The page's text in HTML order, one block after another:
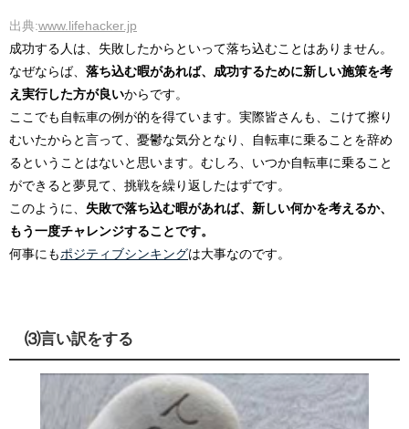
出典:www.lifehacker.jp
成功する人は、失敗したからといって落ち込むことはありません。
なぜならば、 落ち込む暇があれば、成功するために新しい施策を考
え実行した方が良いからです。
ここでも自転車の例が的を得ています。実際皆さんも、こけて擦り
むいたからと言って、憂鬱な気分となり、自転車に乗ることを辞め
るということはないと思います。むしろ、いつか自転車に乗ること
ができると夢見て、挑戦を繰り返したはずです。
このように、 失敗で落ち込む暇があれば、新しい何かを考えるか、
もう一度チャレンジすることです。
何事にも ポジティブシンキングは大事なのです。
⑶言い訳をする